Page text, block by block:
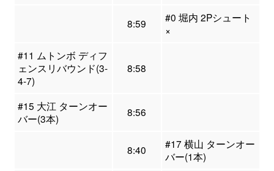
8:59
#0 堀内 2Pシュート
×
#11 ムトンボ ディフ
ェンスリバウンド(3-
4-7)
8:58
#15 大江 ターンオー
バー(3本)
8:56
8:40
#17 横山 ターンオー
バー(1本)